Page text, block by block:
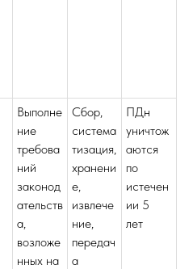
Выполне
ние
требова
ний
законод
ательств
а,
возложе
нных на
Сбор,
система
тизация,
хранени
е,
извлече
ние,
передач
а
ПДн
уничтож
аются
по
истечен
ии 5
лет